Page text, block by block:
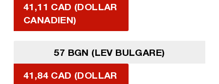
41,11 CAD (DOLLAR
CANADIEN)
57 BGN (LEV BULGARE)
41,84 CAD (DOLLAR